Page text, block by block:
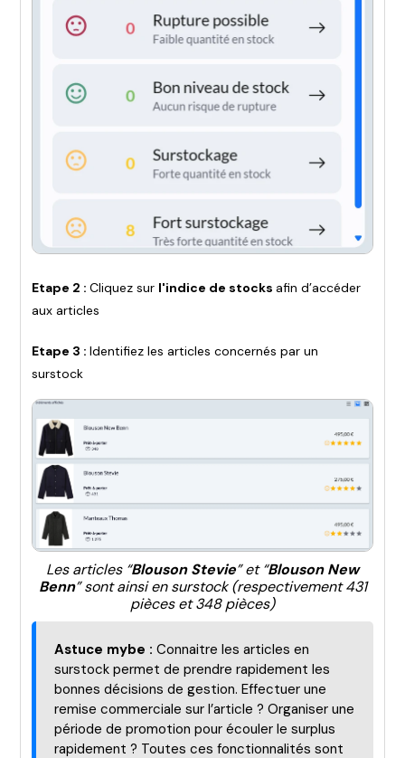
Etape 2 :Cliquez sur l'indice de stocksafin d’accéder
aux articles
Etape 3 :Identifiez les articles concernés par un
surstock
Les articles “Blouson Stevie” et “Blouson New
Benn” sont ainsi en surstock (respectivement 431
pièces et 348 pièces)
Astuce mybe : Connaitre les articles en
surstock permet de prendre rapidement les
bonnes décisions de gestion. Effectuer une
remise commerciale sur l’article ? Organiser une
période de promotion pour écouler le surplus
rapidement ? Toutes ces fonctionnalités sont